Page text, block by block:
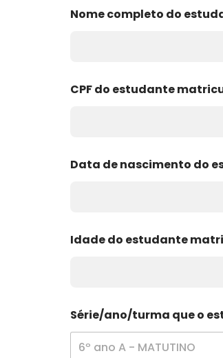
Nome completo do
i
o
N
é
n
o
CPF do estudante
Data de nascimento do
Idade do estudante
Série/ano/turma que o
6º ano A - MATUTINO